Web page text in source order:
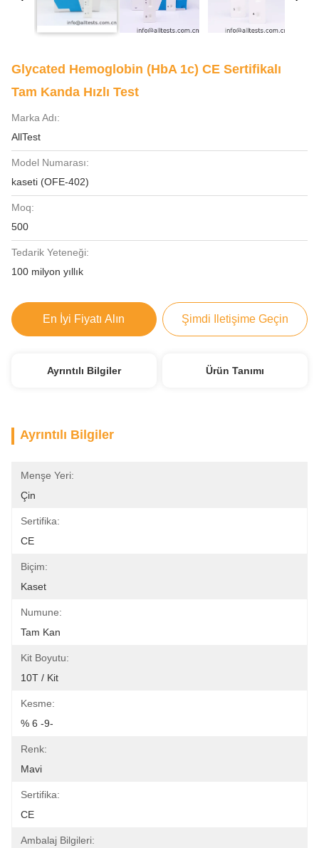
Glycated Hemoglobin (HbA 1c) CE Sertifikalı
Tam Kanda Hızlı Test
Marka Adı:
AllTest
Model Numarası:
kaseti (OFE-402)
Moq:
500
Tedarik Yeteneği:
100 milyon yıllık
En İyi Fiyatı Alın Şimdi Iletişime Geçin
Ayrıntılı Bilgiler Ürün Tanımı
Ayrıntılı Bilgiler
Menşe Yeri:
Çin
Sertifika:
CE
Biçim:
Kaset
Numune:
Tam Kan
Kit Boyutu:
10T / Kit
Kesme:
% 6 -9-
Renk:
Mavi
Sertifika:
CE
Ambalaj Bilgileri: